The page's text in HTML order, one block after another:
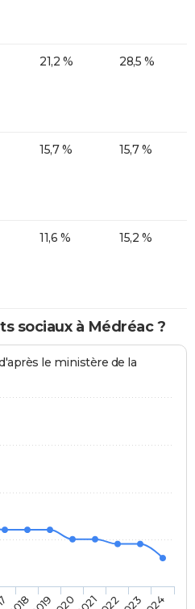
21,2 % 28,5 %
15,7 % 15,7 %
11,6 % 15,2 %
sociaux à Médréac ?
le ministère de la